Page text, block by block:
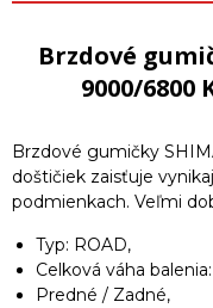
Brzdové
9000/6800
Brzdové gumičky
doštičiek zaisťuje
podmienkach. Veľmi
Typ: ROAD,
Celková váha
Predné / Zadné,